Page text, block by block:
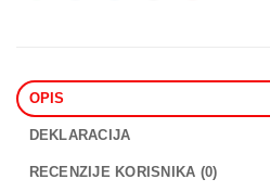
OPIS
DEKLARACIJA
RECENZIJE KORISNIKA (0)